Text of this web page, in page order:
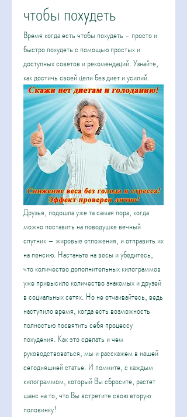
чтобы похудеть
Время когда есть чтобы похудеть - просто и
быстро похудеть с помощью простых и
доступных советов и рекомендаций. Узнайте,
как достичь своей цели без диет и усилий.
Друзья, подошла уже та самая пора, когда
можно поставить на поводушке вечный
спутник – жировые отложения, и отправить их
на пенсию. Настаньте на весы и убедитесь,
что количество дополнительных килограммов
уже привысило количество знакомых и друзей
в социальных сетях. Но не отчаивайтесь, ведь
наступило время, когда есть возможность
полностью посвятить себя процессу
похудения. Как это сделать и чем
руководствоваться, мы и расскажем в нашей
сегодняшней статье. И помните, с каждым
килограммом, который Вы сбросите, растет
шанс на то, что Вы встретите свою вторую
половинку!